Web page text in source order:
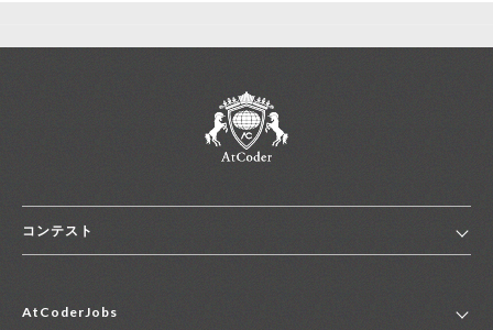
コンテスト
コンテスト一覧
AtCoderJobs